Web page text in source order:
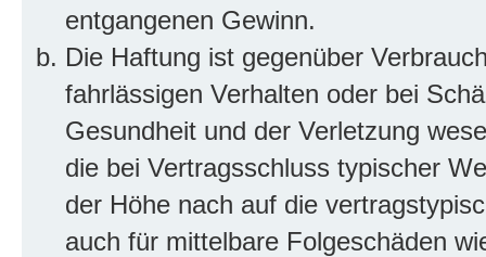
entgangenen Gewinn.
Die Haftung ist gegenüber
fahrlässigen Verhalten oder bei
Gesundheit und der Verletzung
die bei Vertragsschluss typischer
der Höhe nach auf die
auch für mittelbare Folgeschäden